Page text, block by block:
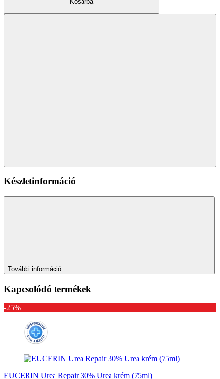
Kosárba
Készletinformáció
További információ
Kapcsolódó termékek
-25%
EUCERIN Urea Repair 30% Urea krém (75ml)